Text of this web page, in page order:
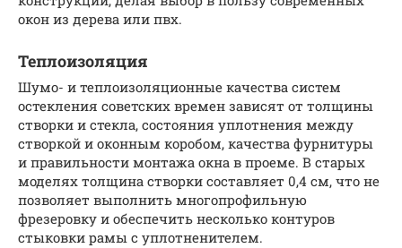
окон из дерева или пвх.
Теплоизоляция
Шумо- и теплоизоляционные качества систем
остекления советских времен зависят от толщины
створки и стекла, состояния уплотнения между
створкой и оконным коробом, качества фурнитуры
и правильности монтажа окна в проеме. В старых
моделях толщина створки составляет 0,4 см, что не
позволяет выполнить многопрофильную
фрезеровку и обеспечить несколько контуров
стыковки рамы с уплотненителем.